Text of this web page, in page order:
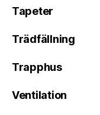
Tapeter
Trädfällning
Trapphus
Ventilation